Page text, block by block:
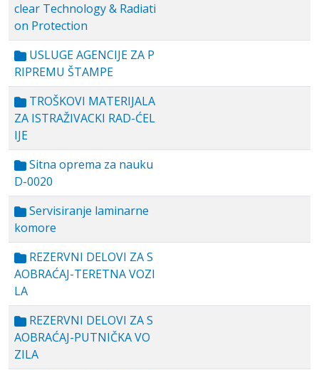
clear Technology & Radiati
on Protection
USLUGE AGENCIJE ZA P
RIPREMU ŠTAMPE
TROŠKOVI MATERIJALA
ZA ISTRAŽIVACKI RAD-ĆEL
IJE
Sitna oprema za nauku
D-0020
Servisiranje laminarne
komore
REZERVNI DELOVI ZA S
AOBRAĆAJ-TERETNA VOZI
LA
REZERVNI DELOVI ZA S
AOBRAĆAJ-PUTNIČKA VO
ZILA